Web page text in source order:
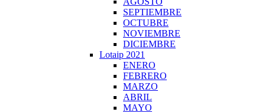
SEPTIEMBRE
OCTUBRE
NOVIEMBRE
DICIEMBRE
Lotaip 2021
ENERO
FEBRERO
MARZO
ABRIL
MAYO